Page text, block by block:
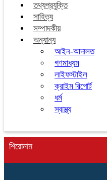
তথ্যপ্রযুক্তি
সাহিত্য
সম্পাদকীয়
অন্যান্য
আইন-আদালত
গণমাধ্যম
লাইফস্টাইল
ক্রাইম রিপোর্ট
ধর্ম
স্বাস্থ্য
শিরোনাম